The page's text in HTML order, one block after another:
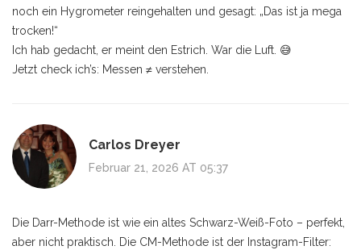
noch ein Hygrometer reingehalten und gesagt: „Das ist ja mega
trocken!“
Ich hab gedacht, er meint den Estrich. War die Luft. 😅
Jetzt check ich’s: Messen ≠ verstehen.
Carlos Dreyer
Februar 21, 2026 AT 05:37
Die Darr-Methode ist wie ein altes Schwarz-Weiß-Foto – perfekt,
aber nicht praktisch. Die CM-Methode ist der Instagram-Filter: